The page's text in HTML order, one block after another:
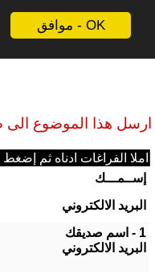
موافق - OK
ارسل هذا الموضوع
املا الفراغات ادناه ثم
إســمـــك
البريد الالكتروني
1 - اسم صديقك
البريد الالكتروني